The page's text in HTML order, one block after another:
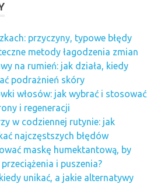
przyczyny, typowe błędy
metody łagodzenia zmian
na rumień: jak działa, kiedy
podrażnień skóry
włosów: jak wybrać i stosować
i regeneracji
w codziennej rutynie: jak
najczęstszych błędów
maskę humektantową, by
i puszenia?
unikać, a jakie alternatywy